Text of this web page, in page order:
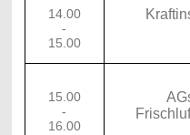
14.00
-
15.00
15.00
-
16.00